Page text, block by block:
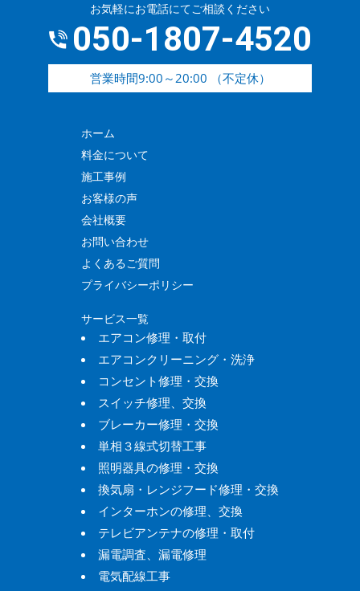
ホーム
料金について
施工事例
お客様の声
会社概要
お問い合わせ
よくあるご質問
プライバシーポリシー
サービス一覧
エアコン修理・取付
エアコンクリーニング・洗浄
コンセント修理・交換
スイッチ修理、交換
ブレーカー修理・交換
単相３線式切替工事
照明器具の修理・交換
換気扇・レンジフード修理・交換
インターホンの修理、交換
テレビアンテナの修理・取付
漏電調査、漏電修理
電気配線工事
お気軽にお電話にてご相談ください
050-1807-4520
営業時間9:00～20:00 （不定休）